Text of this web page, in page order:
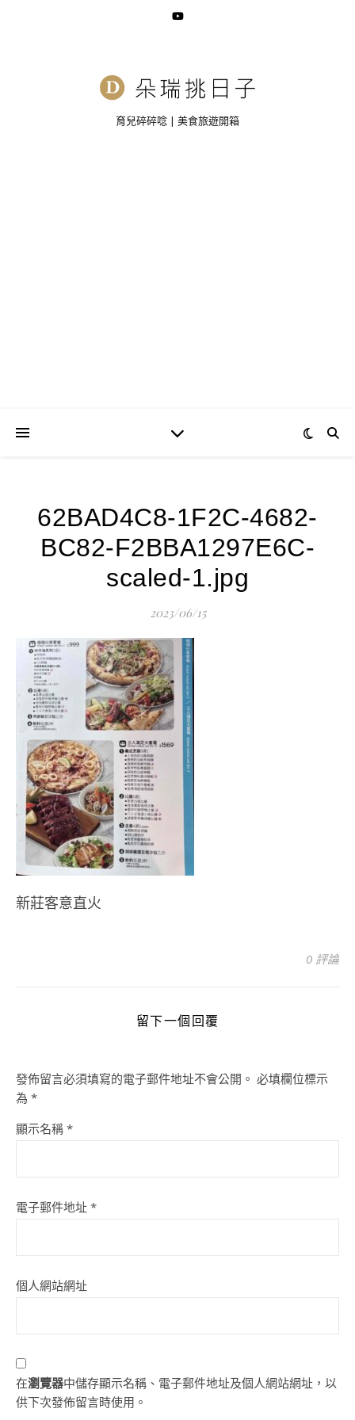
育兒碎碎唸 | 美食旅遊開箱
62BAD4C8-1F2C-4682-
BC82-F2BBA1297E6C-
scaled-1.jpg
2023/06/15
新莊客意直火
0 評論
留下一個回覆
發佈留言必須填寫的電子郵件地址不會公開。 必填欄位標示
為 *
顯示名稱 *
電子郵件地址 *
個人網站網址
在瀏覽器中儲存顯示名稱、電子郵件地址及個人網站網址，以
供下次發佈留言時使用。